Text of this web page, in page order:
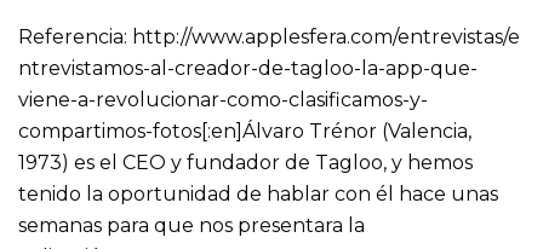
Referencia: http://www.applesfera.com/entrevistas/e
ntrevistamos-al-creador-de-tagloo-la-app-que-
viene-a-revolucionar-como-clasificamos-y-
compartimos-fotos[:en]Álvaro Trénor (Valencia,
1973) es el CEO y fundador de Tagloo, y hemos
tenido la oportunidad de hablar con él hace unas
semanas para que nos presentara la